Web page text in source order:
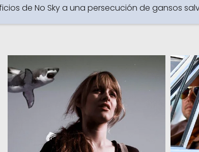
de No Sky a una persecución de gansos